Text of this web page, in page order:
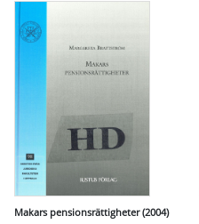
Makars pensionsrättigheter (2004)